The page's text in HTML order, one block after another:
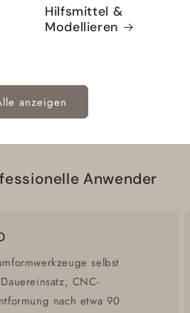
Hilfsmittel &
Modellieren
anzeigen
Anwender
selbst
CNC-
nach etwa 90